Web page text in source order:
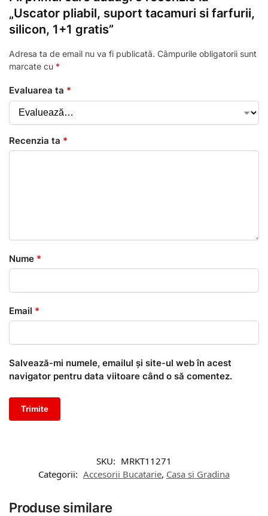
„Uscator pliabil, suport tacamuri si farfurii,
silicon, 1+1 gratis”
Adresa ta de email nu va fi publicată. Câmpurile obligatorii sunt
marcate cu *
Evaluarea ta *
Recenzia ta *
Nume *
Email *
Salvează-mi numele, emailul și site-ul web în acest
navigator pentru data viitoare când o să comentez.
SKU: MRKT11271
Categorii: Accesorii Bucatarie, Casa si Gradina
Produse similare